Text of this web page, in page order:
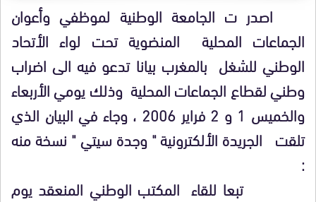
اصدر ت الجامعة الوطنية لموظفي وأعوان
الجماعات المحلية المنضوية تحت لواء الأتحاد
الوطني للشغل بالمغرب بيانا تدعو فيه الى اضراب
وطني لقطاع الجماعات المحلية وذلك يومي الأربعاء
والخميس 1 و 2 فراير 2006 ، وجاء في البيان الذي
تلقت الجريدة الألكترونية " وجدة سيتي " نسخة منه
:
تبعا للقاء المكتب الوطني المنعقد يوم